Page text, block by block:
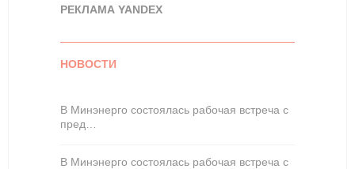
РЕКЛАМА YANDEX
НОВОСТИ
В Минэнерго состоялась рабочая встреча с
пред…
В Минэнерго состоялась рабочая встреча с